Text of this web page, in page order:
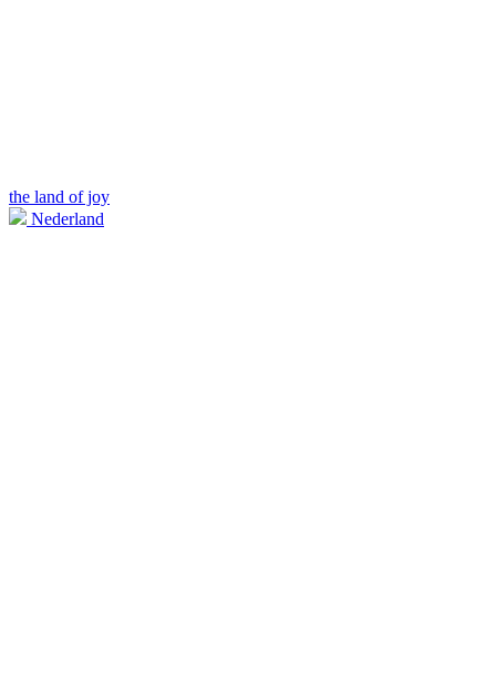
the land of joy
Nederland